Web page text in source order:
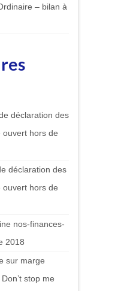
– bilan à
déclaration des
ouvert hors de
déclaration des
ouvert hors de
nos-finances-
2018
sur marge
stop me